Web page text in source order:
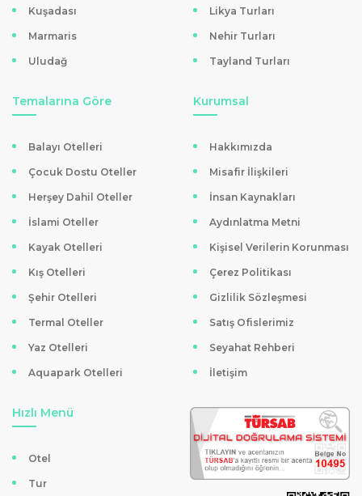
Kuşadası
Marmaris
Uludağ
Likya Turları
Nehir Turları
Tayland Turları
Temalarına Göre
Balayı Otelleri
Çocuk Dostu Oteller
Herşey Dahil Oteller
İslami Oteller
Kayak Otelleri
Kış Otelleri
Şehir Otelleri
Termal Oteller
Yaz Otelleri
Aquapark Otelleri
Kurumsal
Hakkımızda
Misafir İlişkileri
İnsan Kaynakları
Aydınlatma Metni
Kişisel Verilerin Korunması
Çerez Politikası
Gizlilik Sözleşmesi
Satış Ofislerimiz
Seyahat Rehberi
İletişim
Hızlı Menü
Otel
Tur